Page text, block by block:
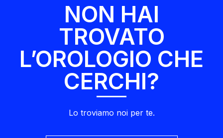
NON HAI
TROVATO
L’OROLOGIO CHE
CERCHI?
Lo troviamo noi per te.